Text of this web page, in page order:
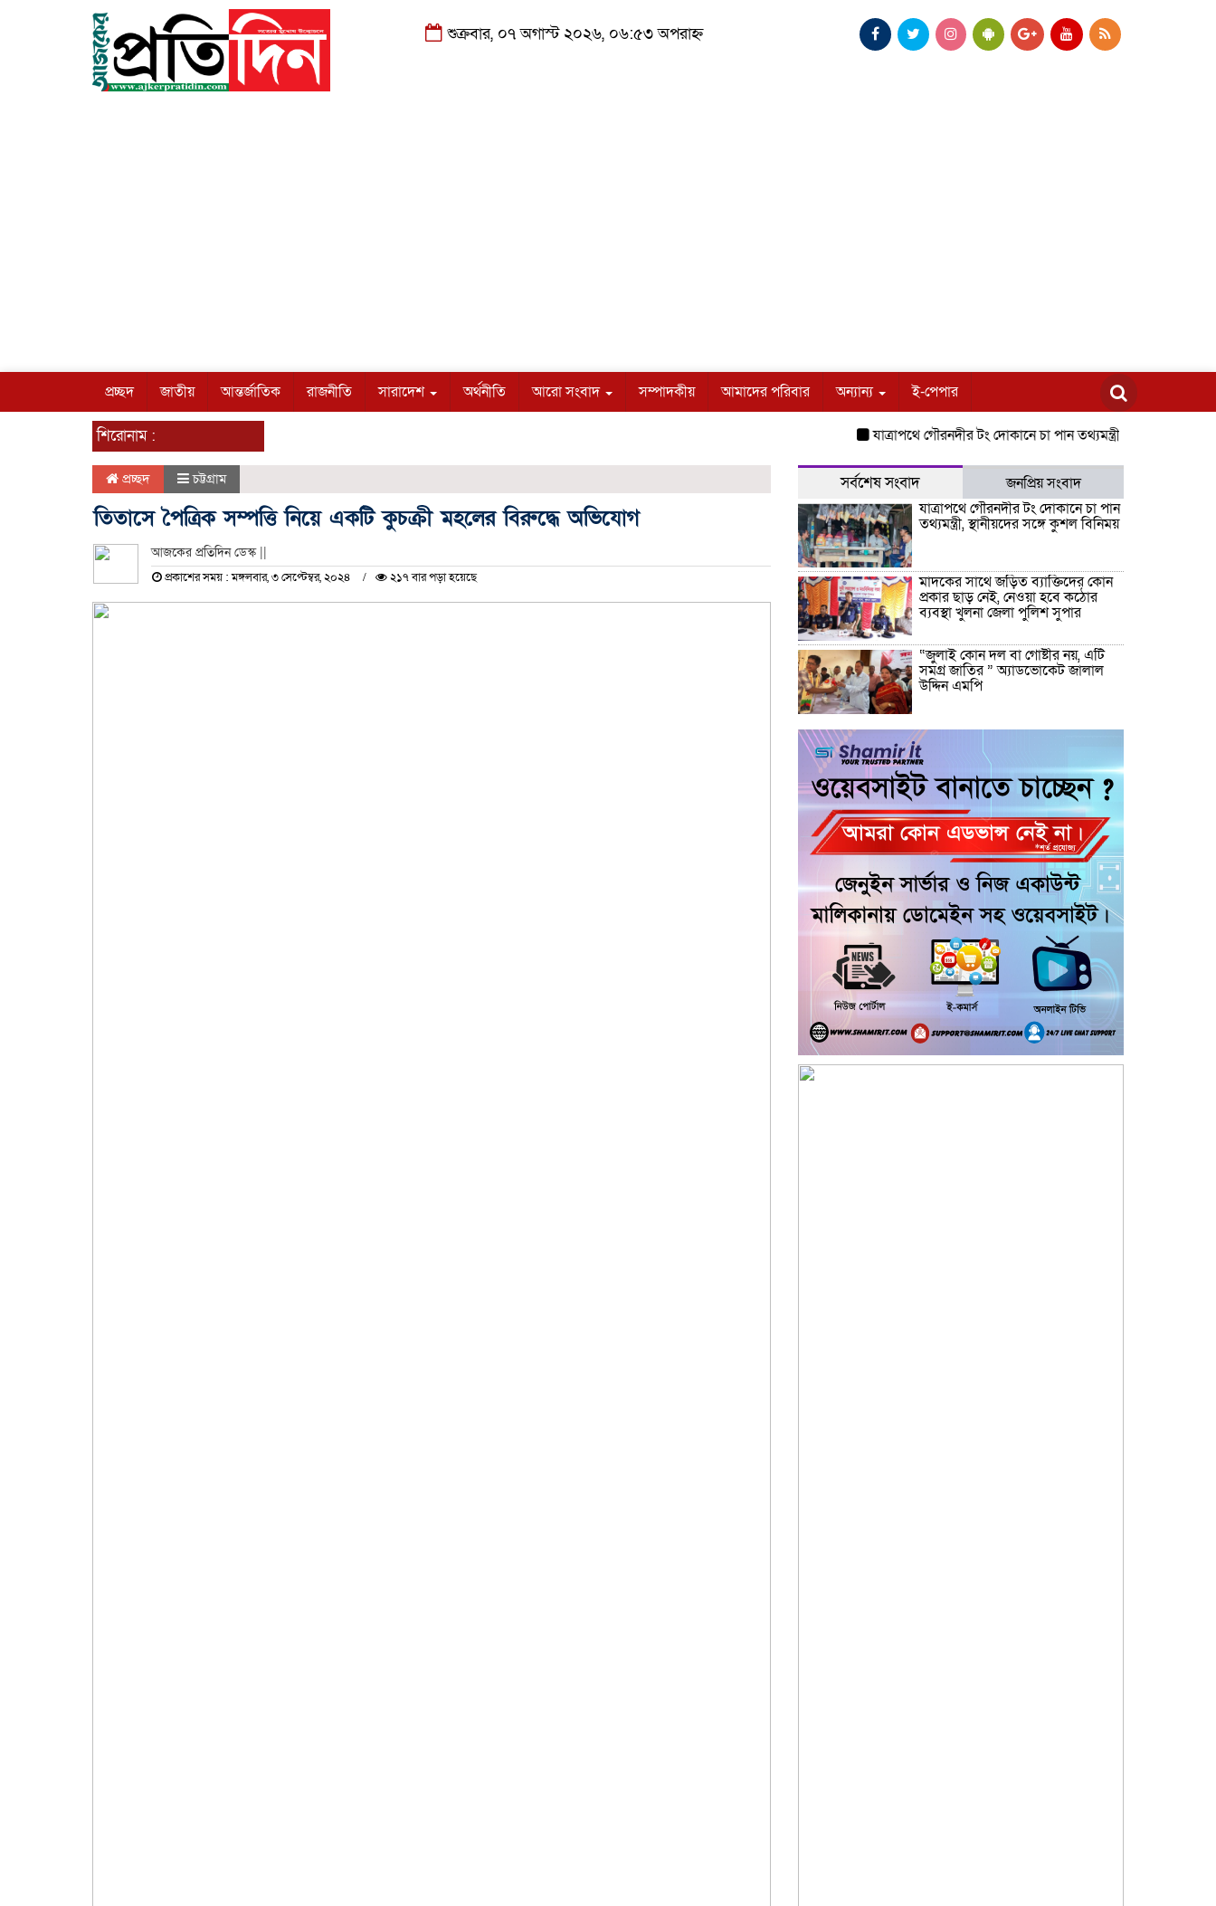
শুক্রবার, ০৭ অগাস্ট ২০২৬, ০৬:৫৩ অপরাহ্ন
প্রচ্ছদ জাতীয় আন্তর্জাতিক রাজনীতি সারাদেশ অর্থনীতি আরো সংবাদ সম্পাদকীয় আমাদের পরিবার অন্যান্য ই-পেপার
শিরোনাম : যাত্রাপথে গৌরনদীর টং দোকানে চা পান তথ্যমন্ত্রী, স্থানীয়দের সঙ্গে কুশল
প্রচ্ছদ চট্টগ্রাম
তিতাসে পৈত্রিক সম্পত্তি নিয়ে একটি কুচক্রী মহলের বিরুদ্ধে অভিযোগ
আজকের প্রতিদিন ডেস্ক ||
প্রকাশের সময় : মঙ্গলবার, ৩ সেপ্টেম্বর, ২০২৪ ২১৭ বার পড়া হয়েছে
সর্বশেষ সংবাদ
জনপ্রিয় সংবাদ
যাত্রাপথে গৌরনদীর টং দোকানে চা পান
তথ্যমন্ত্রী, স্থানীয়দের সঙ্গে কুশল বিনিময়
মাদকের সাথে জড়িত ব্যাক্তিদের কোন
প্রকার ছাড় নেই, নেওয়া হবে কঠোর
ব্যবস্থা খুলনা জেলা পুলিশ সুপার
“জুলাই কোন দল বা গোষ্টীর নয়, এটি
সমগ্র জাতির ” অ্যাডভোকেট জালাল
উদ্দিন এমপি
ধামরাইয়ে ট্রাক চাপায় মোটরসাইকেল
আরোহী পশু চিকিৎসক নিহত, আহত ৩
কয়রায় জুলাই ছাত্র গণঅভ্যুত্থানের ২য়
বার্ষিকী উপলক্ষে জামায়াতের দোয়া ও
গণমিছিল
জুলাই গণ-অভ্যুত্থান দিবসের অনুষ্ঠানে
গণঅধিকার পরিষদের নেতাকে হেনস্থার
অভিযোগ
গৌরনদীতে নিরাপদ অভিবাসন ও
দক্ষতা উন্নয়ন শীর্ষক সেমিনার অনুষ্ঠিত,
আশুলিয়ার বাইপাইল পাইকারি কাঁচা
বাজারে চেয়ারম্যান প্রার্থী ইসরাফিল
হোসেনের নির্বাচনী প্রচারণা